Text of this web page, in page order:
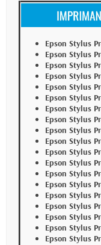
Epson Stylus
Epson Stylus
Epson Stylus
Epson Stylus
Epson Stylus
Epson Stylus
Epson Stylus
Epson Stylus
Epson Stylus
Epson Stylus
Epson Stylus
Epson Stylus
Epson Stylus
Epson Stylus
Epson Stylus
Epson Stylus
Epson Stylus
Epson Stylus
Epson Stylus